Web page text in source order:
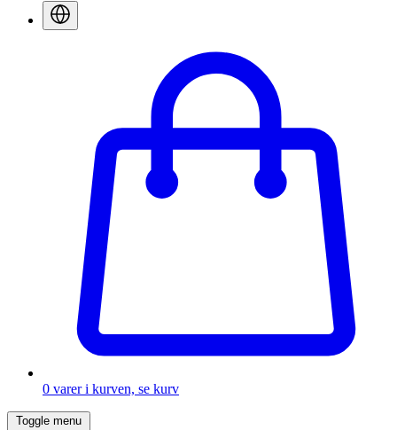
0 varer i kurven, se kurv
Toggle menu